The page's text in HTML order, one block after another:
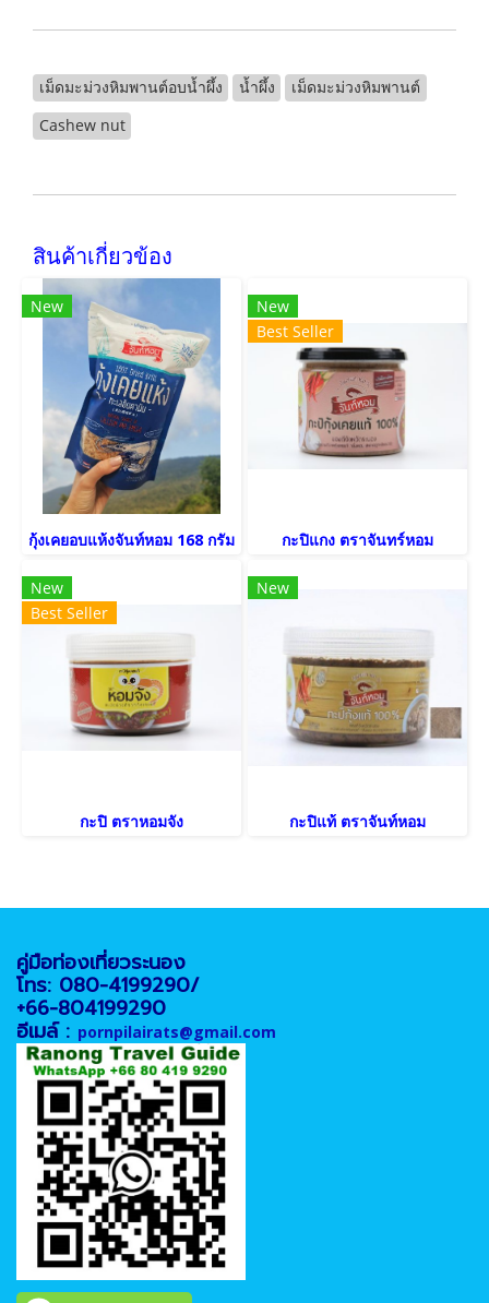
เม็ดมะม่วงหิมพานต์อบน้ำผึ้ง น้ำผึ้ง
เม็ดมะม่วงหิมพานต์
Cashew nut
สินค้าเกี่ยวข้อง
New
กุ้งเคยอบแห้งจันท์หอม 168 กรัม
New
Best Seller
กะปิแกง ตราจันทร์หอม
New
Best Seller
กะปิ ตราหอมจัง
New
กะปิแท้ ตราจันท์หอม
คู่มือท่องเที่ยวระนอง
โทร: 080-4199290/
+66-804199290
อีเมล์ : pornpilairats@gmail.com